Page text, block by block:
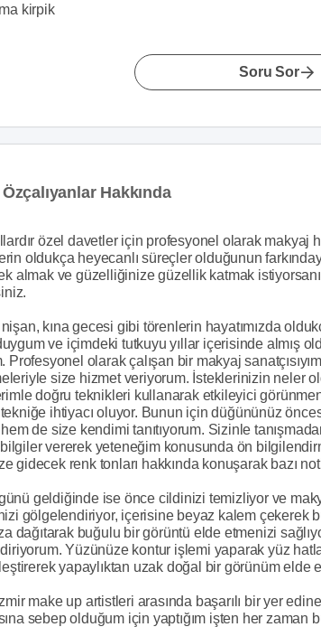
kirpik
Soru Sor
Hakkında
özel davetler için profesyonel olarak makyaj
oldukça heyecanlı süreçler olduğunun
almak ve güzelliğinize güzellik katmak
kına gecesi gibi törenlerin hayatımızda
ve içimdeki tutkuyu yıllar içerisinde almış
Profesyonel olarak çalışan bir makyaj
size hizmet veriyorum. İsteklerinizin neler
doğru teknikleri kullanarak etkileyici
ihtiyacı oluyor. Bunun için düğününüz
de size kendimi tanıtıyorum. Sizinle
bilgiler vererek yeteneğim konusunda ön
gidecek renk tonları hakkında konuşarak bazı
geldiğinde ise önce cildinizi temizliyor ve
gölgelendiriyor, içerisine beyaz kalem çekerek
dağıtarak buğulu bir görüntü elde etmenizi
Yüzünüze kontur işlemi yaparak yüz
yapaylıktan uzak doğal bir görünüm elde
make up artistleri arasında başarılı bir yer
sebep olduğum için yaptığım işten her zaman